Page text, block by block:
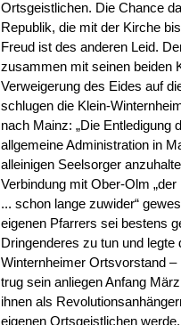
Ortsgeistlichen. Die Chance
Republik, die mit der Kirche
Freud ist des anderen Leid.
zusammen mit seinen beiden
Verweigerung des Eides auf
schlugen die Klein-
nach Mainz: „Die Entledigung
allgemeine Administration in
alleinigen Seelsorger
Verbindung mit Ober-Olm
... schon lange zuwider“
eigenen Pfarrers sei bestens
Dringenderes zu tun und
Winternheimer Ortsvorstand –
trug sein anliegen Anfang
ihnen als
eigenen Ortsgeistlichen